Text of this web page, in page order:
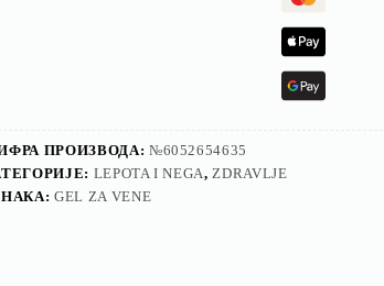
ПРОИЗВОДА: №6052654635
LEPOTA I NEGA,ZDRAVLJE
GEL ZA VENE